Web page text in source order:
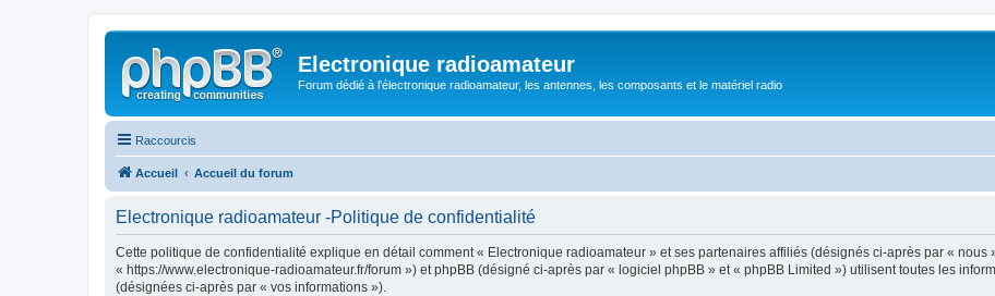
Electronique radioamateur
Forum dédié à l'électronique radioamateur, les antennes, les composants et le matériel radio
Raccourcis
Accueil Accueil du forum
Electronique radioamateur -Politique de confidentialité
Cette politique de confidentialité explique en détail comment « Electronique radioamateur » et ses partenaires affiliés (désignés ci-après par « nous
« https://www.electronique-radioamateur.fr/forum ») et phpBB (désigné ci-après par « logiciel phpBB » et « phpBB Limited ») utilisent toutes les
(désignées ci-après par « vos informations »).